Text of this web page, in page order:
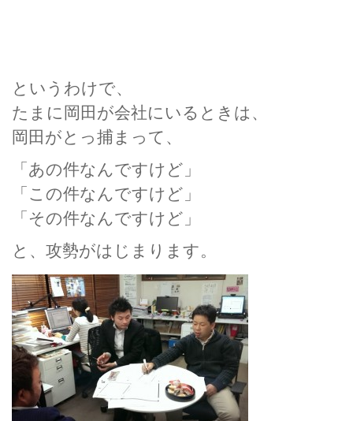
というわけで、
たまに岡田が会社にいるときは、
岡田がとっ捕まって、
「あの件なんですけど」
「この件なんですけど」
「その件なんですけど」
と、攻勢がはじまります。